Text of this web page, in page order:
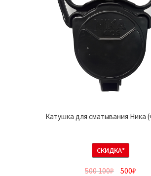
Катушка для сматывания Ника
СКИДКА*
500 100₽ 500₽